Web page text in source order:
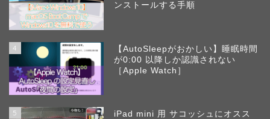
ンストールする手順
4
【AutoSleepがおかしい】睡眠時間
が0:00 以降しか認識されない
［Apple Watch］
5
iPad mini 用 サコッシュにオスス